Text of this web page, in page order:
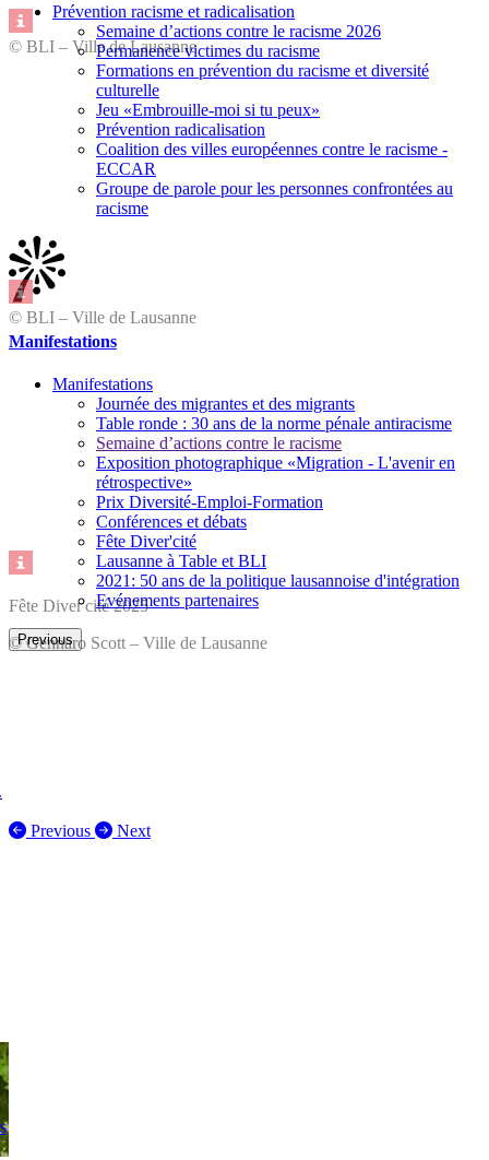
© BLI – Ville de Lausanne
© BLI – Ville de Lausanne
Fête Diver'cité 2025
© Gennaro Scott – Ville de Lausanne
Previous Next
Prévention racisme et radicalisation
Semaine d’actions contre le racisme 2026
Permanence victimes du racisme
Formations en prévention du racisme et diversité
culturelle
Jeu «Embrouille-moi si tu peux»
Prévention radicalisation
Coalition des villes européennes contre le racisme -
ECCAR
Groupe de parole pour les personnes confrontées au
racisme
Manifestations
Manifestations
Journée des migrantes et des migrants
Table ronde : 30 ans de la norme pénale antiracisme
Semaine d’actions contre le racisme
Exposition photographique «Migration - L'avenir en
rétrospective»
Prix Diversité-Emploi-Formation
Conférences et débats
Fête Diver'cité
Lausanne à Table et BLI
2021: 50 ans de la politique lausannoise d'intégration
Evénements partenaires
Previous